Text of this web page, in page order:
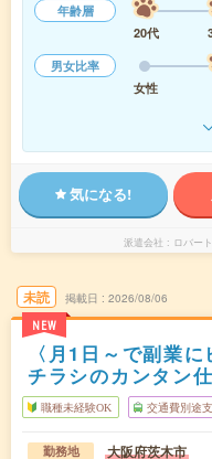
年齢層
20代
男女比率
女性
気になる!
派遣会社 ロバー
未読
NEW
掲載日 2026/08/06
〈月1日～で副業
チラシのカンタン
職種未経験OK 交通費別途
勤務地 大阪府茨木市